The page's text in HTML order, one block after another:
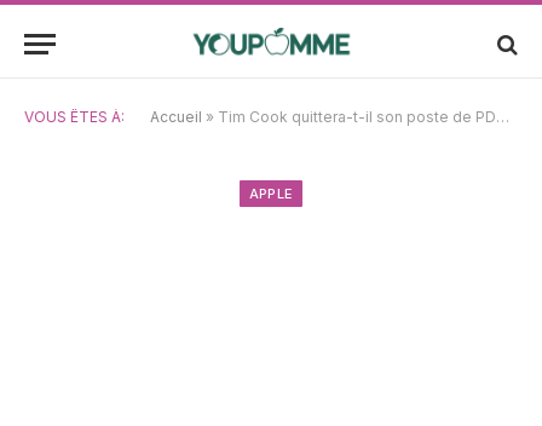
VOUS ÊTES À: Accueil » Tim Cook quittera-t-il son poste de PDG d’Apple avant 2027 ? Les prévisions du marché des paris décodées
APPLE